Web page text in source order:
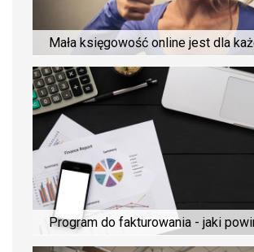
Mała księgowość online jest dla
Program do fakturowania - jaki